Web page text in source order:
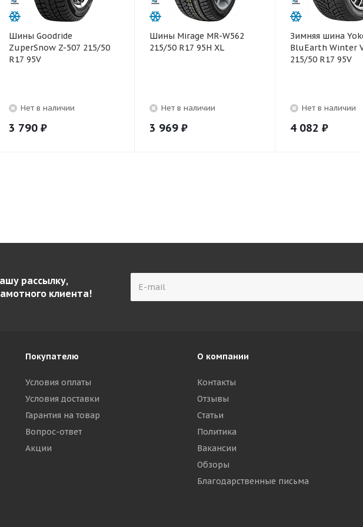
Шины Goodride
ZuperSnow Z-507 215/50
R17 95V
Нет в наличии
3 790 ₽
Шины Mirage MR-W562
215/50 R17 95H XL
Нет в наличии
3 969 ₽
Зимняя шина
BluEarth Winter
215/50 R17 95V
Нет в наличии
4 082 ₽
рассылку,
клиента!
Покупателю
Условия оплаты
Условия доставки
Гарантия на товар
Вопрос-ответ
Акции
О компании
Контакты
Отзывы
Статьи
Политика
Вакансии
Обзоры
Благодарственные письма